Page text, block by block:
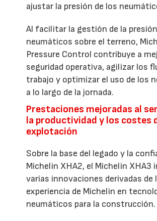
ajustar la presión de los
Al facilitar la gestión de la
neumáticos sobre el terreno,
Pressure Control contribuye a
seguridad operativa, agilizar los
trabajo y optimizar el uso de los
a lo largo de la jornada.
Prestaciones mejoradas al
la productividad y los costes
explotación
Sobre la base del legado y la
Michelin XHA2, el Michelin XHA3
varias innovaciones derivadas de
experiencia de Michelin en
neumáticos para la construcción.